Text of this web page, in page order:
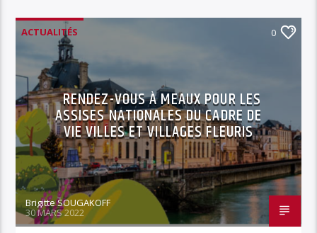
ACTUALITÉS 0
RENDEZ-VOUS À MEAUX POUR LES
ASSISES NATIONALES DU CADRE DE
VIE VILLES ET VILLAGES FLEURIS
Brigitte SOUGAKOFF
30 MARS 2022